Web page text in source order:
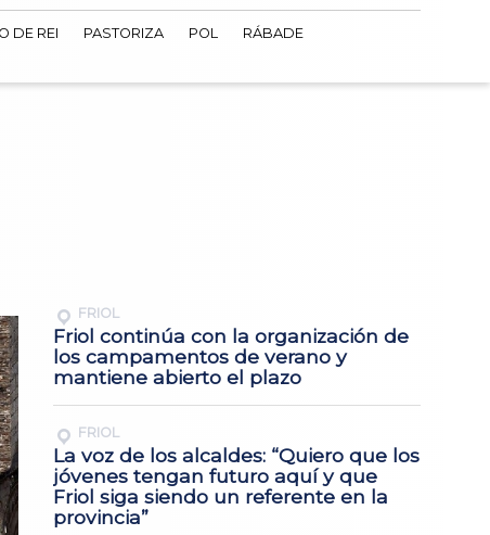
DE REI PASTORIZA POL
RÁBADE
FRIOL
Friol continúa con la organización de
los campamentos de verano y
mantiene abierto el plazo
FRIOL
La voz de los alcaldes: “Quiero que los
jóvenes tengan futuro aquí y que
Friol siga siendo un referente en la
provincia”